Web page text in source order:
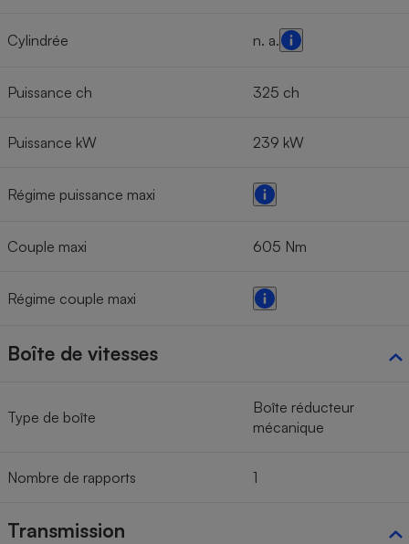
Cylindrée n. a.
Puissance ch 325 ch
Puissance kW 239 kW
Régime puissance maxi
Couple maxi 605 Nm
Régime couple maxi
Boîte de vitesses
Type de boîte
Boîte réducteur
mécanique
Nombre de rapports 1
Transmission